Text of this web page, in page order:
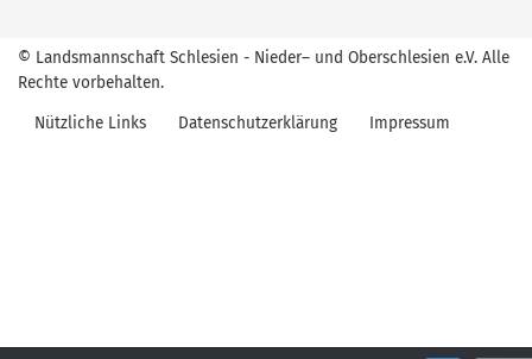
© Landsmannschaft Schlesien - Nieder– und Oberschlesien e.V. Alle
Rechte vorbehalten.
Nützliche Links
Datenschutzerklärung Impressum